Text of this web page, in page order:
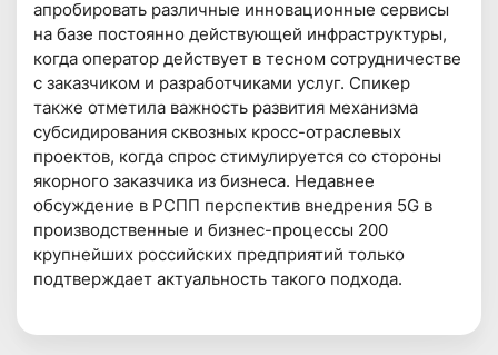
апробировать различные инновационные сервисы
на базе постоянно действующей инфраструктуры,
когда оператор действует в тесном сотрудничестве
с заказчиком и разработчиками услуг. Спикер
также отметила важность развития механизма
субсидирования сквозных кросс-отраслевых
проектов, когда спрос стимулируется со стороны
якорного заказчика из бизнеса. Недавнее
обсуждение в РСПП перспектив внедрения 5G в
производственные и бизнес-процессы 200
крупнейших российских предприятий только
подтверждает актуальность такого подхода.